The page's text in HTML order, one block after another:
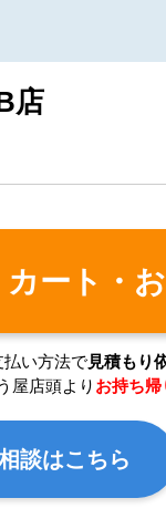
店
カート・
い方法で見積もり
屋店頭より お持ち帰
談はこちら